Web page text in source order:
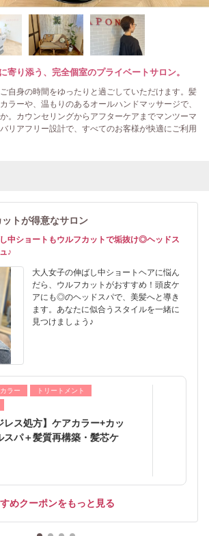
寄り添う、完全個室のプライベートサロン。
自身の時間をゆったりと過ごしていただけます。髪
ラーや、温もりのあるオールハンドマッサージで、
。カウンセリングからアフターケアまでマンツーマ
リアフリー設計で、すべてのお客様が快適にご利用
トが得意なサロン
中ショートもウルフカットで垢抜け◎ヘッドス
♪
大人女子の伸ばし中ショートヘアに悩ん
だら、ウルフカットがおすすめ！頭皮ケ
アにも◎のヘッドスパで、美髪へと導き
ます。あなたに似合うスタイルを一緒に
見つけましょう♪
カラー
トリートメント
レス処方】ケアカラー+カッ
スパ＋髪質再構築・髪芯ケ
めクーポンをもっと見る